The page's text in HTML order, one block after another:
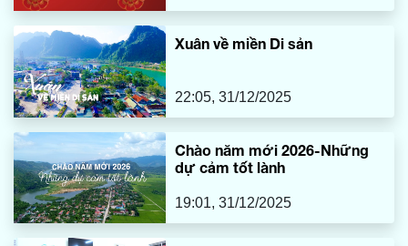
Xuân về miền Di sản
22:05, 31/12/2025
Chào năm mới 2026-Những
dự cảm tốt lành
19:01, 31/12/2025